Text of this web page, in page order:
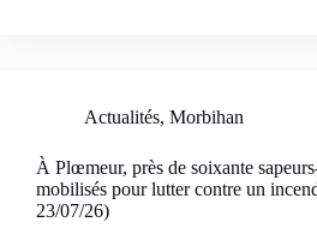
Actualités, Morbihan
À Plœmeur, près de soixante
mobilisés pour lutter contre un
23/07/26)